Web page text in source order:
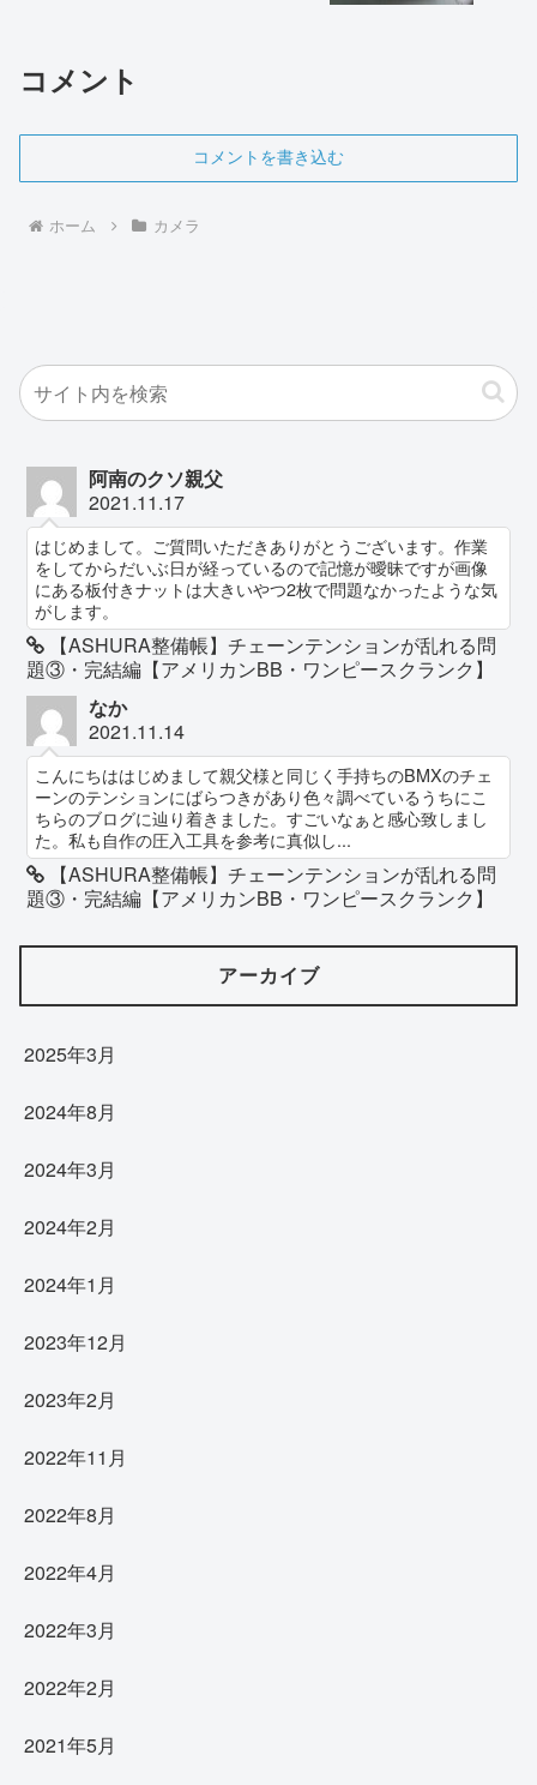
コメント
コメントを書き込む
ホーム カメラ
阿南のクソ親父
2021.11.17
はじめまして。ご質問いただきありがとうございます。作業
をしてからだいぶ日が経っているので記憶が曖昧ですが画像
にある板付きナットは大きいやつ2枚で問題なかったような気
がします。
【ASHURA整備帳】チェーンテンションが乱れる問
題③・完結編【アメリカンBB・ワンピースクランク】
なか
2021.11.14
こんにちははじめまして親父様と同じく手持ちのBMXのチェ
ーンのテンションにばらつきがあり色々調べているうちにこ
ちらのブログに辿り着きました。すごいなぁと感心致しまし
た。私も自作の圧入工具を参考に真似し...
【ASHURA整備帳】チェーンテンションが乱れる問
題③・完結編【アメリカンBB・ワンピースクランク】
アーカイブ
2025年3月
2024年8月
2024年3月
2024年2月
2024年1月
2023年12月
2023年2月
2022年11月
2022年8月
2022年4月
2022年3月
2022年2月
2021年5月